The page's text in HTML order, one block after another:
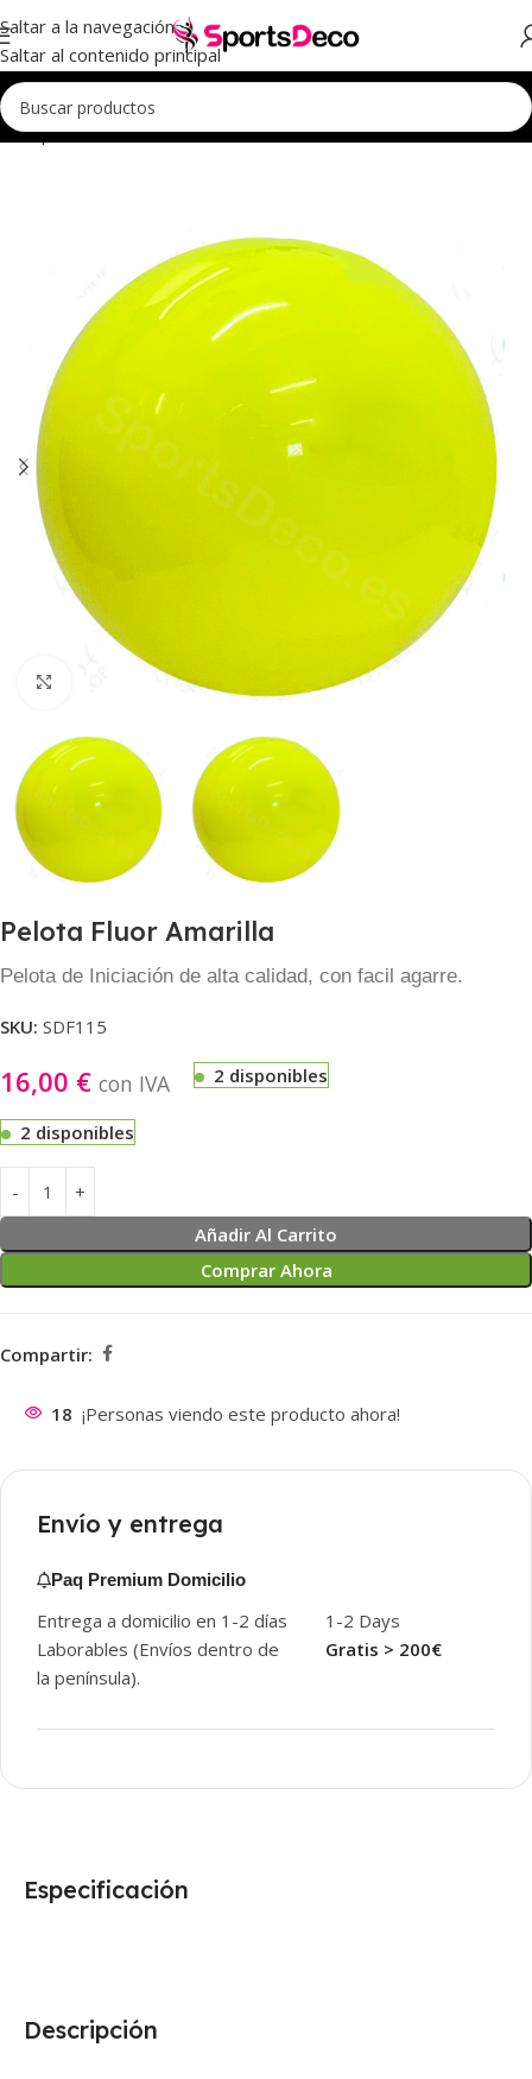
Saltar a la navegación
Saltar al contenido principal
Aparatos Pelotas Pelotas Iniciación Pelotas Iniciación Flúor
Haga clic para ampliar
Pelota Fluor Amarilla
Pelota de Iniciación de alta calidad, con facil agarre.
SKU: SDF115
16,00 € con IVA 2 disponibles
2 disponibles
Añadir Al Carrito
Comprar Ahora
Compartir:
18 ¡Personas viendo este producto ahora!
Envío y entrega
Paq Premium Domicilio
Entrega a domicilio en 1-2 días
Laborables (Envíos dentro de
la península).
1-2 Days
Gratis > 200€
Descripción
Especificación